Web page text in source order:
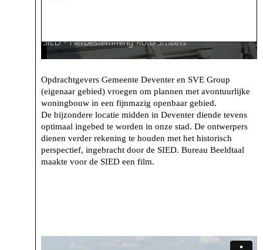
Opdrachtgevers Gemeente Deventer en SVE Group
(eigenaar gebied) vroegen om plannen met avontuurlijke
woningbouw in een fijnmazig openbaar gebied.
De bijzondere locatie midden in Deventer diende tevens
optimaal ingebed te worden in onze stad. De ontwerpers
dienen verder rekening te houden met het historisch
perspectief, ingebracht door de SIED. Bureau Beeldtaal
maakte voor de SIED een film.